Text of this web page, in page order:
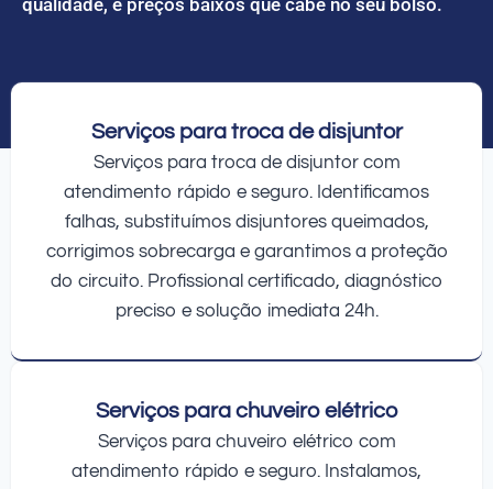
Serviços para troca de disjuntor
Serviços para troca de disjuntor com
atendimento rápido e seguro. Identificamos
falhas, substituímos disjuntores queimados,
corrigimos sobrecarga e garantimos a proteção
do circuito. Profissional certificado, diagnóstico
preciso e solução imediata 24h.
Serviços para chuveiro elétrico
Serviços para chuveiro elétrico com
atendimento rápido e seguro. Instalamos,